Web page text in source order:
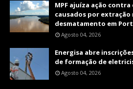
MPF ajuíza ação
causados por extração
desmatamento em
Agosto 04, 2026
Energisa abre
de formação de
Agosto 04, 2026